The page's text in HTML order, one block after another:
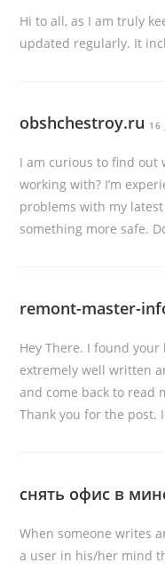
Hi to all, as I am truly
updated regularly. It
obshchestroy.ru 16
I am curious to find out
working with? I’m
problems with my
something more safe.
remont-master-
Hey There. I found
extremely well written
and come back to read
Thank you for the post.
снять офис в
When someone writes
a user in his/her mind